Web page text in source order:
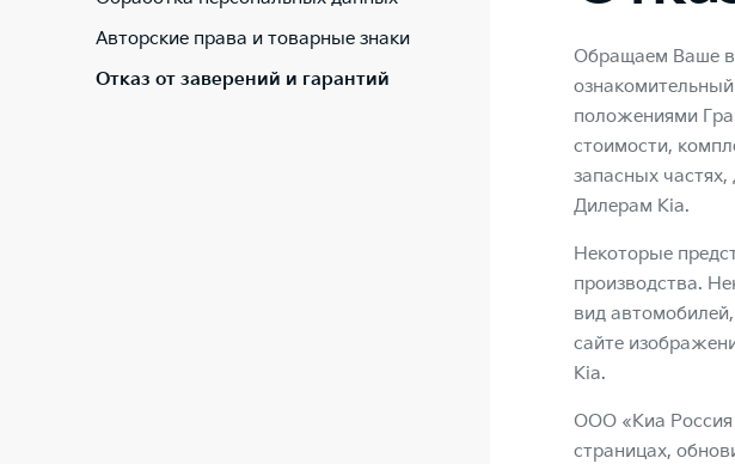
Авторские права и товарные знаки
Отказ от заверений и гарантий
Обращаем Ваше
положениями
стоимости,
запасных
Дилерам Kia.
Некоторые
производства.
вид
сайте
Kia.
ООО «Киа
страницах,